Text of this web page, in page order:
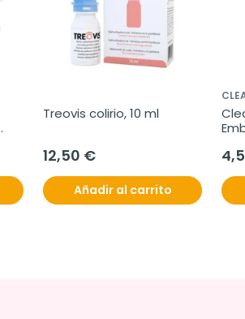
Treovis colirio, 10 ml
12,50 €
Añadir al carrito